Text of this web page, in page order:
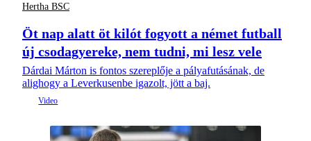
Hertha BSC
Öt nap alatt öt kilót fogyott a német futball
új csodagyereke, nem tudni, mi lesz vele
Dárdai Márton is fontos szereplője a pályafutásának, de
alighogy a Leverkusenbe igazolt, jött a baj.